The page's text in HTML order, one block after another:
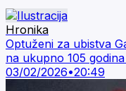
Hronika
Optuženi za ubistva
na ukupno 105
03/02/2026•20:49